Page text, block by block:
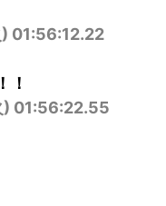
01:56:12.22
！
01:56:22.55